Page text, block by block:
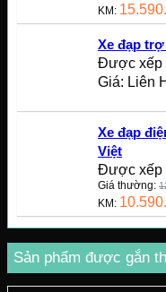
KM:
Xe đạp
Được xếp
Giá: Liên
Xe đạp
Việt
Được xếp
Giá thường:
KM:
Sản phẩm được gắn